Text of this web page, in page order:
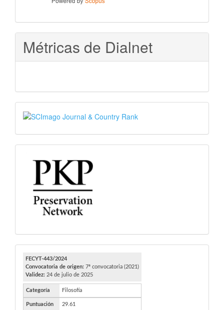
Métricas de Dialnet
SJR
PKP
FECYT